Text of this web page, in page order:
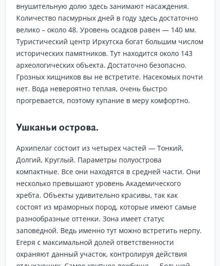
внушительную долю здесь занимают насаждения.
Количество пасмурных дней в году здесь достаточно
велико – около 48. Уровень осадков равен — 140 мм.
Туристический центр Иркутска богат большим числом
исторических памятников. Тут находится около 143
археологических объекта. Достаточно безопасно.
Грозных хищников вы не встретите. Насекомых почти
нет. Вода невероятно теплая, очень быстро
прогревается, поэтому купание в меру комфортно.
Ушканьи острова.
Архипелаг состоит из четырех частей — Тонкий,
Долгий, Круглый. Параметры полуострова
компактные. Все они находятся в средней части. Они
несколько превышают уровень Академического
хребта. Объекты удивительно красивы, так как
состоят из мраморных пород, которые имеют самые
разнообразные оттенки. Зона имеет статус
заповедной. Ведь именно тут можно встретить нерпу.
Егеря с максимальной долей ответственности
охраняют данный участок, контролируя действия